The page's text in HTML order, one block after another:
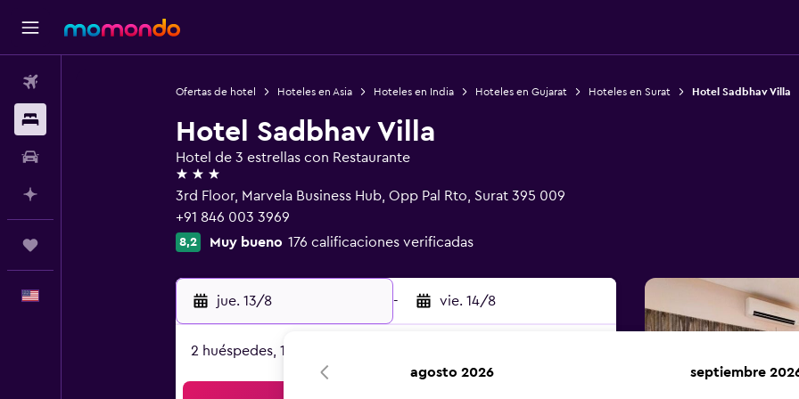
Ofertas de hotel Hoteles en Asia Hoteles en India Hoteles en Gujarat Hoteles en Surat Hotel Sadbhav Villa
Hotel Sadbhav Villa
Hotel de 3 estrellas con Restaurante
3 estrellas
3rd Floor, Marvela Business Hub, Opp Pal Rto, Surat 395 009
+91 846 003 3969
8,2 Muy bueno 176 calificaciones verificadas
jue. 13/8 - vie. 14/8
2 huéspedes, 1 habitación
agosto 2026 septiembre